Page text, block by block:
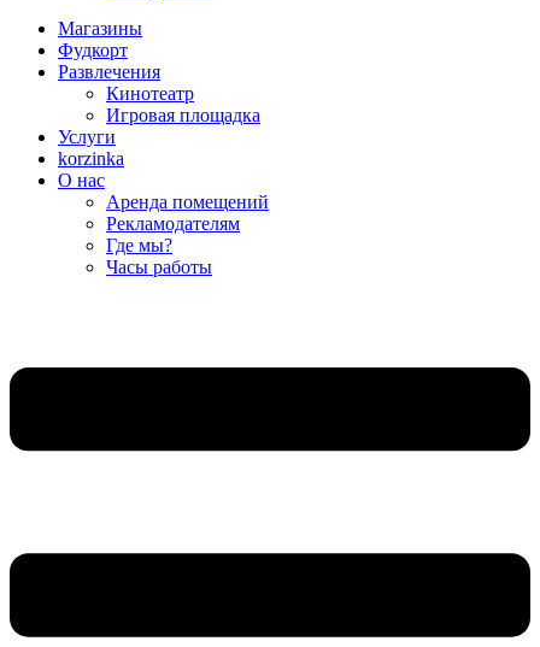
Магазины
Фудкорт
Развлечения
Кинотеатр
Игровая площадка
Услуги
korzinka
О нас
Аренда помещений
Рекламодателям
Где мы?
Часы работы